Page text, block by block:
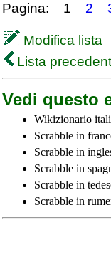
Pagina: 1 2
Modifica lista
Lista
Vedi questo
Wikizionario
Scrabble in
Scrabble in
Scrabble in
Scrabble in
Scrabble in